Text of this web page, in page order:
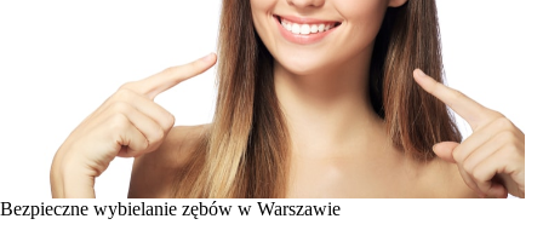
Bezpieczne wybielanie zębów w Warszawie